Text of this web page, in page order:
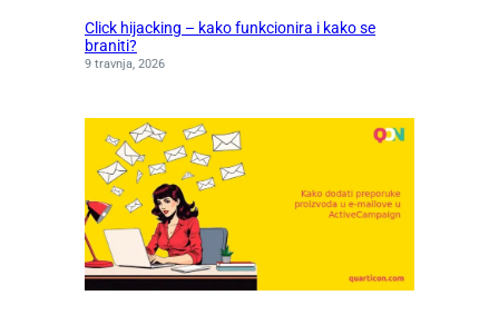
Click hijacking – kako funkcionira i kako se
braniti?
9 travnja, 2026